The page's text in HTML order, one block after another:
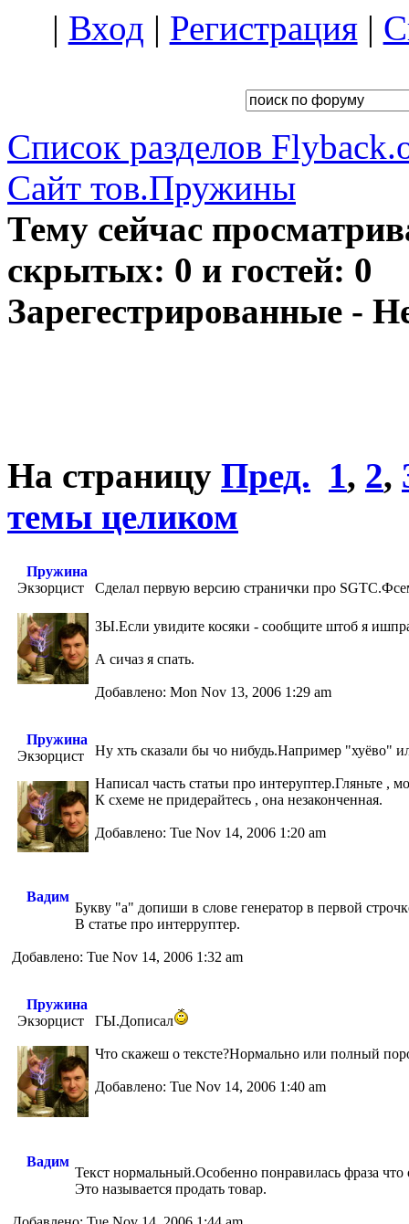
| Вход | Регистрация|
Список разделов
Сайт тов.Пружины
Тему сейчас
скрытых: 0 и гостей: 0
Зарегестрированные -
На страницу Пред. 1, 2,
темы целиком
Пружина
Экзорцист
Сделал первую версию странички про
ЗЫ.Если увидите косяки - сообщите штоб я
А сичаз я спать.
Добавлено: Mon Nov 13, 2006 1:29 am
Пружина
Экзорцист
Ну хть сказали бы чо нибудь.Например "хуёво"
Написал часть статьи про интеруптер.Гляньте ,
К схеме не придерайтесь , она незаконченная.
Добавлено: Tue Nov 14, 2006 1:20 am
Вадим
Букву "а" допиши в слове генератор в первой
В статье про интерруптер.
Добавлено: Tue Nov 14, 2006 1:32 am
Пружина
Экзорцист
ГЫ.Дописал
Что скажеш о тексте?Нормально или полный
Добавлено: Tue Nov 14, 2006 1:40 am
Вадим
Текст нормальный.Особенно понравилась фраза
Это называется продать товар.